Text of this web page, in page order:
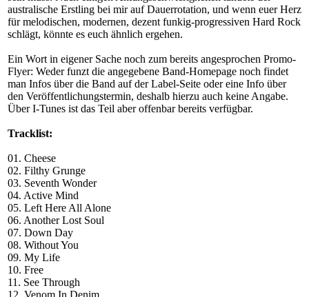
australische Erstling bei mir auf Dauerrotation, und wenn euer Herz
für melodischen, modernen, dezent funkig-progressiven Hard Rock
schlägt, könnte es euch ähnlich ergehen.
Ein Wort in eigener Sache noch zum bereits angesprochen Promo-
Flyer: Weder funzt die angegebene Band-Homepage noch findet
man Infos über die Band auf der Label-Seite oder eine Info über
den Veröffentlichungstermin, deshalb hierzu auch keine Angabe.
Über I-Tunes ist das Teil aber offenbar bereits verfügbar.
Tracklist:
01. Cheese
02. Filthy Grunge
03. Seventh Wonder
04. Active Mind
05. Left Here All Alone
06. Another Lost Soul
07. Down Day
08. Without You
09. My Life
10. Free
11. See Through